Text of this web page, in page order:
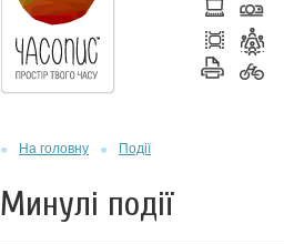
На головну Події
Минулі події